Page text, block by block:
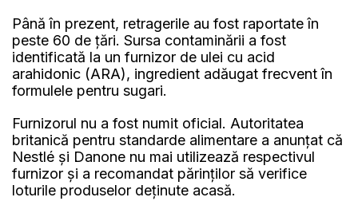
Până în prezent, retragerile au fost raportate în
peste 60 de ţări. Sursa contaminării a fost
identificată la un furnizor de ulei cu acid
arahidonic (ARA), ingredient adăugat frecvent în
formulele pentru sugari.
Furnizorul nu a fost numit oficial. Autoritatea
britanică pentru standarde alimentare a anunţat că
Nestlé şi Danone nu mai utilizează respectivul
furnizor şi a recomandat părinţilor să verifice
loturile produselor deţinute acasă.